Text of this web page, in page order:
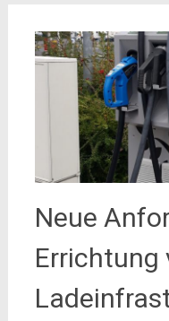
Neue
Errichtung